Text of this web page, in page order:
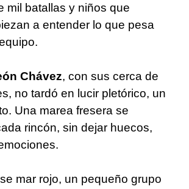
mil batallas y niños que
a entender lo que pesa
Chávez, con sus cerca de
no tardó en lucir pletórico, un
Una marea fresera se
rincón, sin dejar huecos,
mar rojo, un pequeño grupo